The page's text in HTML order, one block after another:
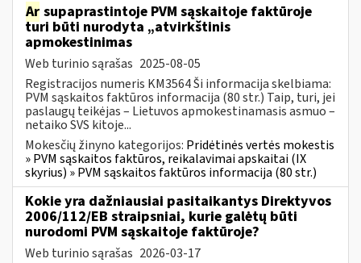
Ar supaprastintoje PVM sąskaitoje faktūroje
turi būti nurodyta „atvirkštinis
apmokestinimas
Web turinio sąrašas 2025-08-05
Registracijos numeris KM3564 Ši informacija skelbiama:
PVM sąskaitos faktūros informacija (80 str.) Taip, turi, jei
paslaugų teikėjas – Lietuvos apmokestinamasis asmuo –
netaiko SVS kitoje...
Mokesčių žinyno kategorijos: Pridėtinės vertės mokestis
» PVM sąskaitos faktūros, reikalavimai apskaitai (IX
skyrius) » PVM sąskaitos faktūros informacija (80 str.)
Kokie yra dažniausiai pasitaikantys Direktyvos
2006/112/EB straipsniai, kurie galėtų būti
nurodomi PVM sąskaitoje faktūroje?
Web turinio sąrašas 2026-03-17